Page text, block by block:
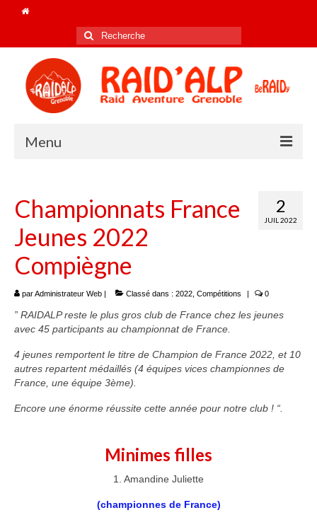
Rechercher
:
Menu
Le club
Nos champions de FRANCE !
Les coachs 2025/26
Le bureau 2026
Adhésion – tarifs
Entrainements
Compétitions
Stage jeunes
2
JUIL 2022
Championnats France
Jeunes 2022
Compiègne
parAdministrateur Web Classé dans : 2022, Compétitions 0
” RAIDALP reste le plus gros club de France chez les jeunes
avec 45 participants au championnat de France.
4 jeunes remportent le titre de Champion de France 2022, et 10
autres repartent médaillés (4 équipes vices championnes de
France, une équipe 3ème).
Encore une énorme réussite cette année pour notre club ! “.
Minimes filles
1. Amandine Juliette
(championnes de France)